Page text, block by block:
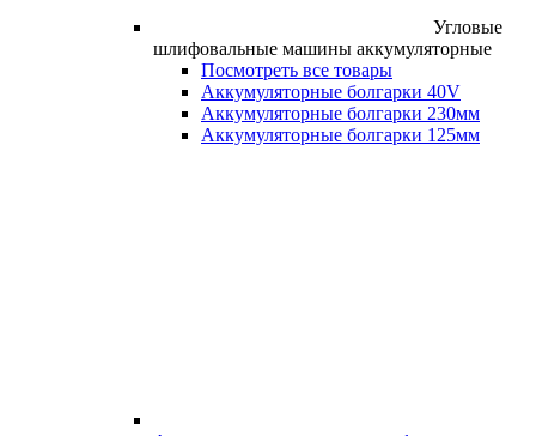
Угловые
шлифовальные машины аккумуляторные
Посмотреть все товары
Аккумуляторные болгарки 40V
Аккумуляторные болгарки 230мм
Аккумуляторные болгарки 125мм